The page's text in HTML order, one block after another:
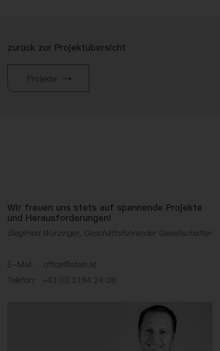
zurück zur Projektübersicht
Projekte
Wir freuen uns stets auf spannende Projekte
und Herausforderungen!
Siegfried Wurzinger, Geschäftsführender Gesellschafter
E-Mail: office@stein.at
Telefon: +43 (0) 3184 24 08